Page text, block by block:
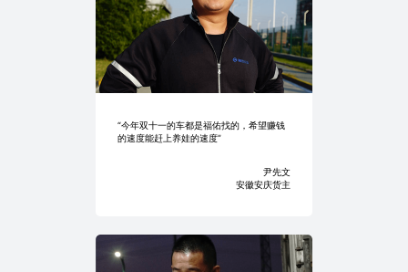
“今年双十一的车都是福佑找的，希望赚钱
的速度能赶上养娃的速度”
尹先文
安徽安庆货主